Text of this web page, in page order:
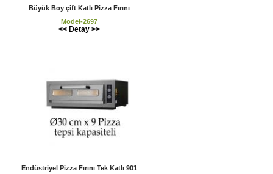
Büyük Boy çift Katlı Pizza Fırını
Model-2697
<< Detay >>
Endüstriyel Pizza Fırını Tek Katlı 901